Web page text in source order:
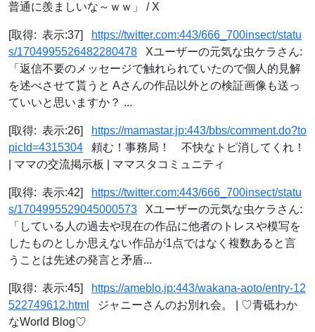
普通に羨ましいな～ｗｗ」 / X
[取得: 表示:37]
https://twitter.com:443/666_700insect/statu
s/1704995526482280478 Xユーザーの元気な虫ケラさん:
「返信不要のメッセージで触れられていたので個人的見解
を述べさせて貰うと Aさんの作品以外との検証画像も送っ
ていいと思いますか？ ...
[取得: 表示:26]
https://mamastar.jp:443/bbs/comment.do?to
picId=4315304 頼む！事務局！ 不快なトピ消してくれ！
| ママの交流掲示板 | ママスタコミュニティ
[取得: 表示:42]
https://twitter.com:443/666_700insect/statu
s/1704995529045000573 Xユーザーの元気な虫ケラさん:
「している人の過去や現在の作品に他者のトレスや模写を
したものとしか思えない作品が1点ではなく複数あると言
うことは先述の発言と矛盾...
[取得: 表示:45]
https://ameblo.jp:443/wakana-aoto/entry-12
522749612.html
ジャニーさんのお別れ会。 | ♡青砥わか
なWorld Blog♡